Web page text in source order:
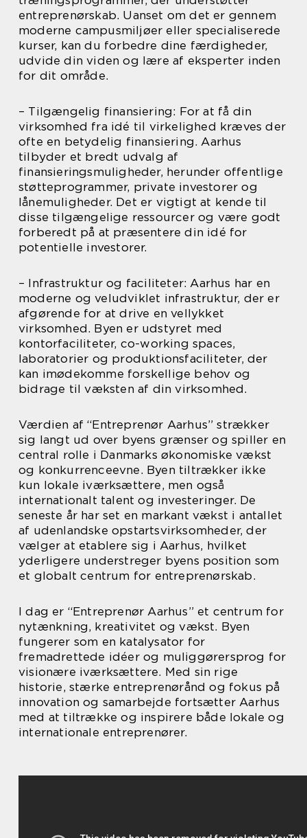
entreprenørskab. Uanset om det er gennem
moderne campusmiljøer eller specialiserede
kurser, kan du forbedre dine færdigheder,
udvide din viden og lære af eksperter inden
for dit område.
– Tilgængelig finansiering: For at få din
virksomhed fra idé til virkelighed kræves der
ofte en betydelig finansiering. Aarhus
tilbyder et bredt udvalg af
finansieringsmuligheder, herunder offentlige
støtteprogrammer, private investorer og
lånemuligheder. Det er vigtigt at kende til
disse tilgængelige ressourcer og være godt
forberedt på at præsentere din idé for
potentielle investorer.
– Infrastruktur og faciliteter: Aarhus har en
moderne og veludviklet infrastruktur, der er
afgørende for at drive en vellykket
virksomhed. Byen er udstyret med
kontorfaciliteter, co-working spaces,
laboratorier og produktionsfaciliteter, der
kan imødekomme forskellige behov og
bidrage til væksten af din virksomhed.
Værdien af “Entreprenør Aarhus” strækker
sig langt ud over byens grænser og spiller en
central rolle i Danmarks økonomiske vækst
og konkurrenceevne. Byen tiltrækker ikke
kun lokale iværksættere, men også
internationalt talent og investeringer. De
seneste år har set en markant vækst i antallet
af udenlandske opstartsvirksomheder, der
vælger at etablere sig i Aarhus, hvilket
yderligere understreger byens position som
et globalt centrum for entreprenørskab.
I dag er “Entreprenør Aarhus” et centrum for
nytænkning, kreativitet og vækst. Byen
fungerer som en katalysator for
fremadrettede idéer og muliggørersprog for
visionære iværksættere. Med sin rige
historie, stærke entreprenørånd og fokus på
innovation og samarbejde fortsætter Aarhus
med at tiltrække og inspirere både lokale og
internationale entreprenører.